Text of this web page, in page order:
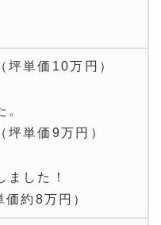
単価10万円）
。
単価9万円）
ました！
約8万円）